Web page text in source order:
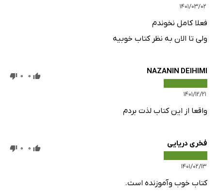
۱۴۰۱/۰۳/۰۲
فعلا کامل نخوندم
ولی تا الان به نظر کتاب خوبیه
NAZANIN DEIHIMI
۱۴۰۱/۱۲/۲۱
0
0
واقعا از این کتاب لذت بردم
فخری دریایی
۱۴۰۱/۰۲/۱۳
0
0
کتاب خوب وآموزنده است.